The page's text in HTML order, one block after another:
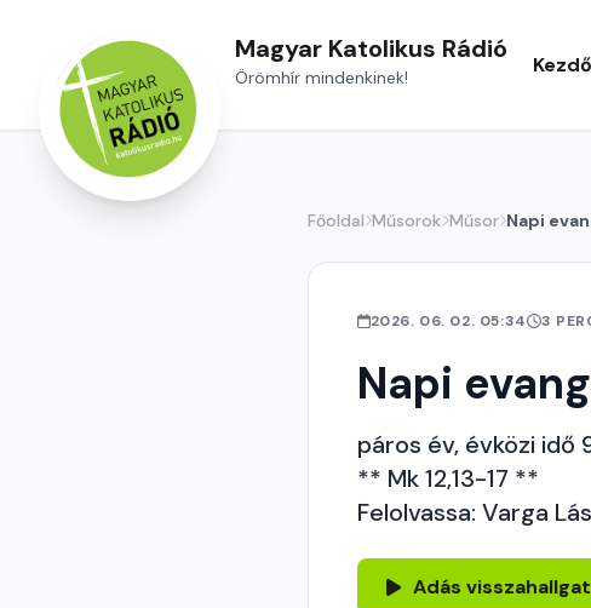
Magyar Katolikus Rádió
Örömhír mindenkinek!
Főoldal Műsorok Műsor Napi
2026. 06. 02. 05:34 3
Napi
páros év, évközi idő
** Mk 12,13-17 **
Felolvassa: Varga
Adás